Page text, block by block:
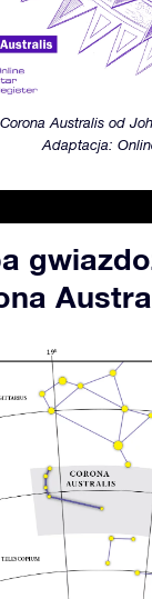
Corona Australis od
Adaptacja: